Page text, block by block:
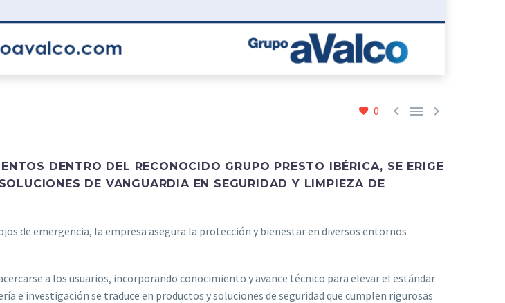
0   
DENTRO DEL RECONOCIDO GRUPO PRESTO IBÉRICA, SE ERIGE
DE VANGUARDIA EN SEGURIDAD Y LIMPIEZA DE
de emergencia, la empresa asegura la protección y bienestar en diversos entornos
a los usuarios, incorporando conocimiento y avance técnico para elevar el estándar
e investigación se traduce en productos y soluciones de seguridad que cumplen rigurosas